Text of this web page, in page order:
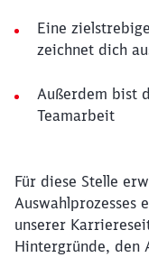
Eine
zeichnet dich
Außerdem bist
Teamarbeit
Für diese Stelle
Auswahlprozesses
unserer
Hintergründe, den